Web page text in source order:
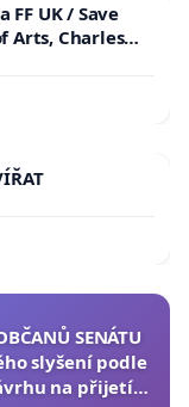
UK / Save
Arts, Charles
SENÁTU
slyšení podle
na přijetí